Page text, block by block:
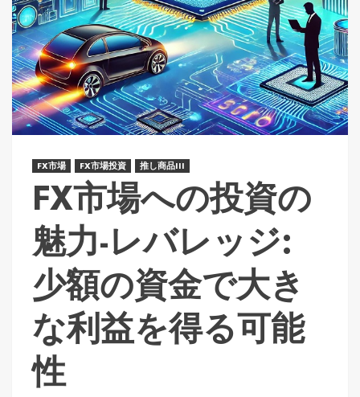
FX市場 FX市場投資 推し商品III
FX市場への投資の
魅力-レバレッジ:
少額の資金で大き
な利益を得る可能
性